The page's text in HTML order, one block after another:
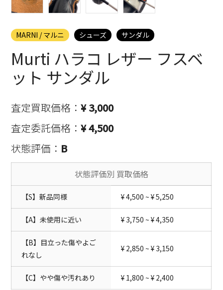
MARNI / マルニ シューズ サンダル
Murti ハラコ レザー フスベ
ット サンダル
査定買取価格：¥ 3,000
査定委託価格：¥ 4,500
状態評価： B
状態評価別 買取価格
【S】新品同様 ¥ 4,500 ~ ¥ 5,250
【A】未使用に近い ¥ 3,750 ~ ¥ 4,350
【B】目立った傷やよご
れなし
¥ 2,850 ~ ¥ 3,150
【C】やや傷や汚れあり ¥ 1,800 ~ ¥ 2,400